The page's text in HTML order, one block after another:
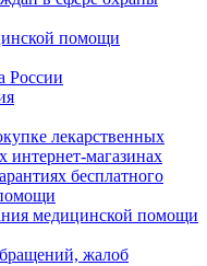
помощи
России
лекарственных
интернет-магазинах
бесплатного
медицинской помощи
жалоб